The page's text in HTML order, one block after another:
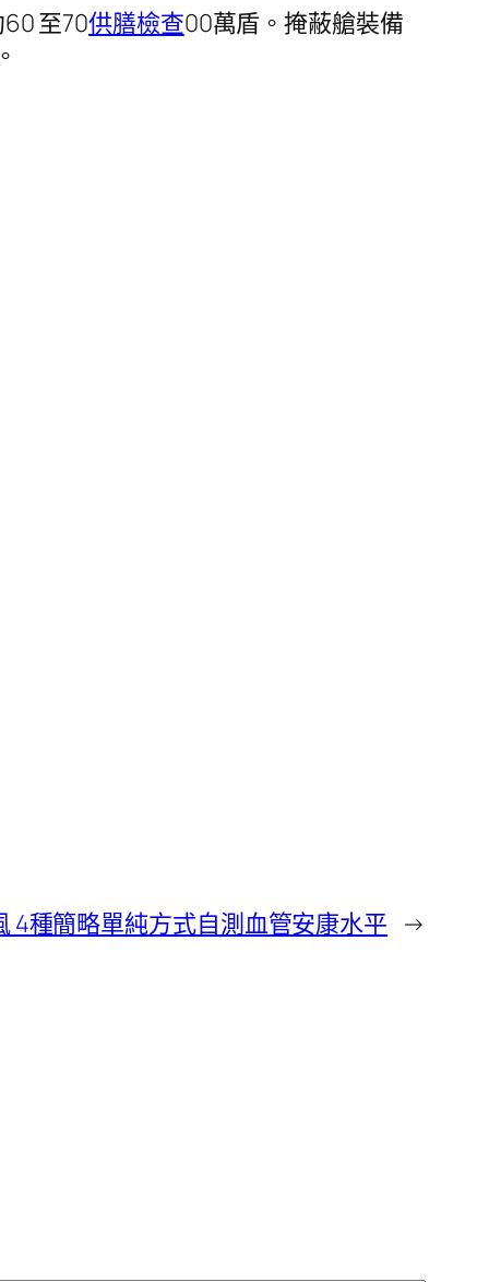
至70供膳檢查00萬盾。掩蔽艙裝備
4種簡略單純方式自測血管安康水平 →